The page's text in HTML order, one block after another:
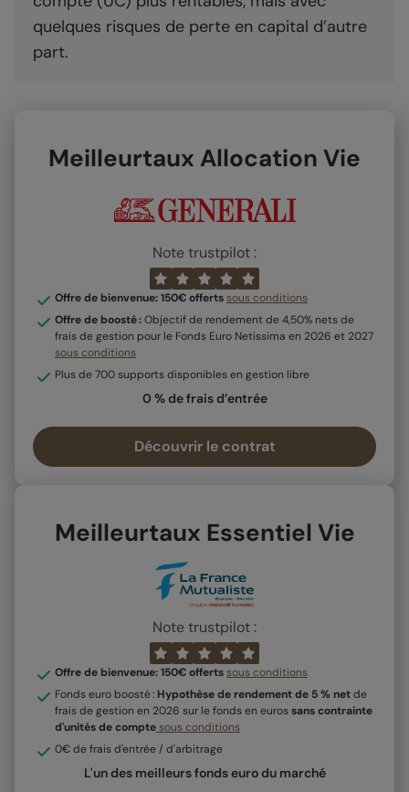
quelques risques de perte en capital d’autre
part.
Meilleurtaux Allocation Vie
Note trustpilot :
Offre de bienvenue: 150€ offertssous conditions
Offre de boosté :Objectif de rendement de 4,50% nets de
frais de gestion pour le Fonds Euro Netissima en 2026 et 2027
sous conditions
Plus de 700 supports disponibles en gestion libre
0 % de frais d’entrée
Découvrir le contrat
Meilleurtaux Essentiel Vie
Note trustpilot :
Offre de bienvenue: 150€ offertssous conditions
Fonds euro boosté : Hypothèse de rendement de 5 % netde
frais de gestion en 2026 sur le fonds en eurossans contrainte
d'unités de comptesous conditions
0€ de frais d'entrée / d'arbitrage
L'un des meilleurs fonds euro du marché